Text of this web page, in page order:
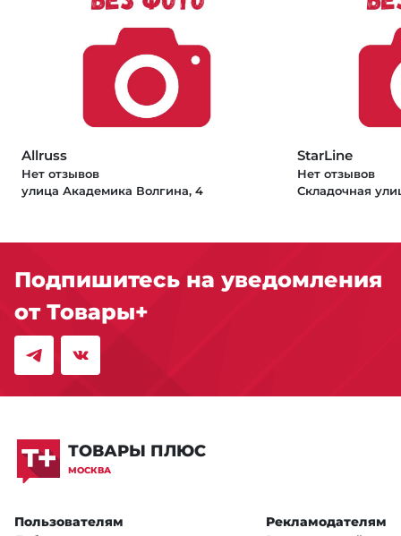
Allruss
Нет отзывов
улица Академика Волгина, 4
StarLine
Нет отзывов
Складочная
Подпишитесь на уведомления
от Товары+
ТОВАРЫ ПЛЮС
МОСКВА
Пользователям Рекламодателям